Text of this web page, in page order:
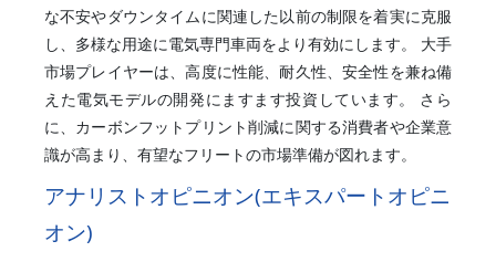
な不安やダウンタイムに関連した以前の制限を着実に克服
し、多様な用途に電気専門車両をより有効にします。 大手
市場プレイヤーは、高度に性能、耐久性、安全性を兼ね備
えた電気モデルの開発にますます投資しています。 さら
に、カーボンフットプリント削減に関する消費者や企業意
識が高まり、有望なフリートの市場準備が図れます。
アナリストオピニオン(エキスパートオピニ
オン)